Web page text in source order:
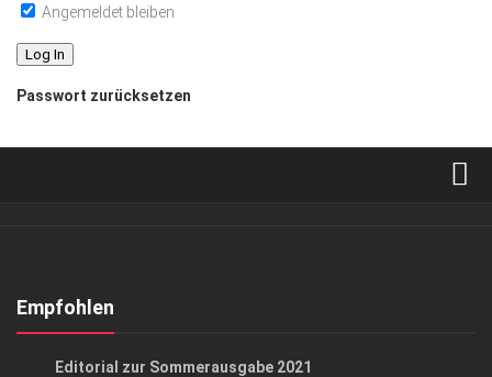
Angemeldet bleiben
Passwort zurücksetzen
Kontakt, Impressum
Empfohlen
Editorial zur Sommerausgabe 2021